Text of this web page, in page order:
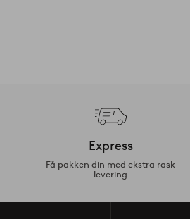
Express
Få pakken din med ekstra rask
levering